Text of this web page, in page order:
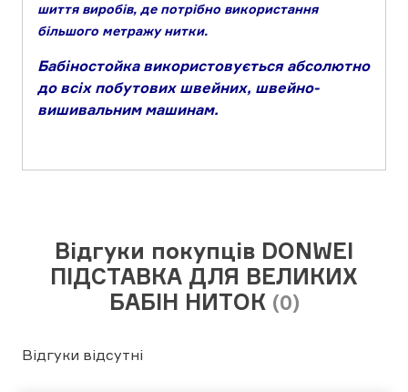
шиття виробів, де потрібно використання
більшого метражу нитки.
Бабіностойка використовується абсолютно
до всіх побутових швейних, швейно-
вишивальним машинам.
Відгуки покупців DONWEI
ПІДСТАВКА ДЛЯ ВЕЛИКИХ
БАБІН НИТОК (0)
Відгуки відсутні